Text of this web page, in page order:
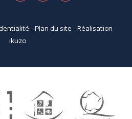
-Plan du site - Réalisation
ikuzo